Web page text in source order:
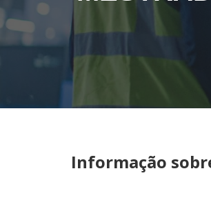
Informação